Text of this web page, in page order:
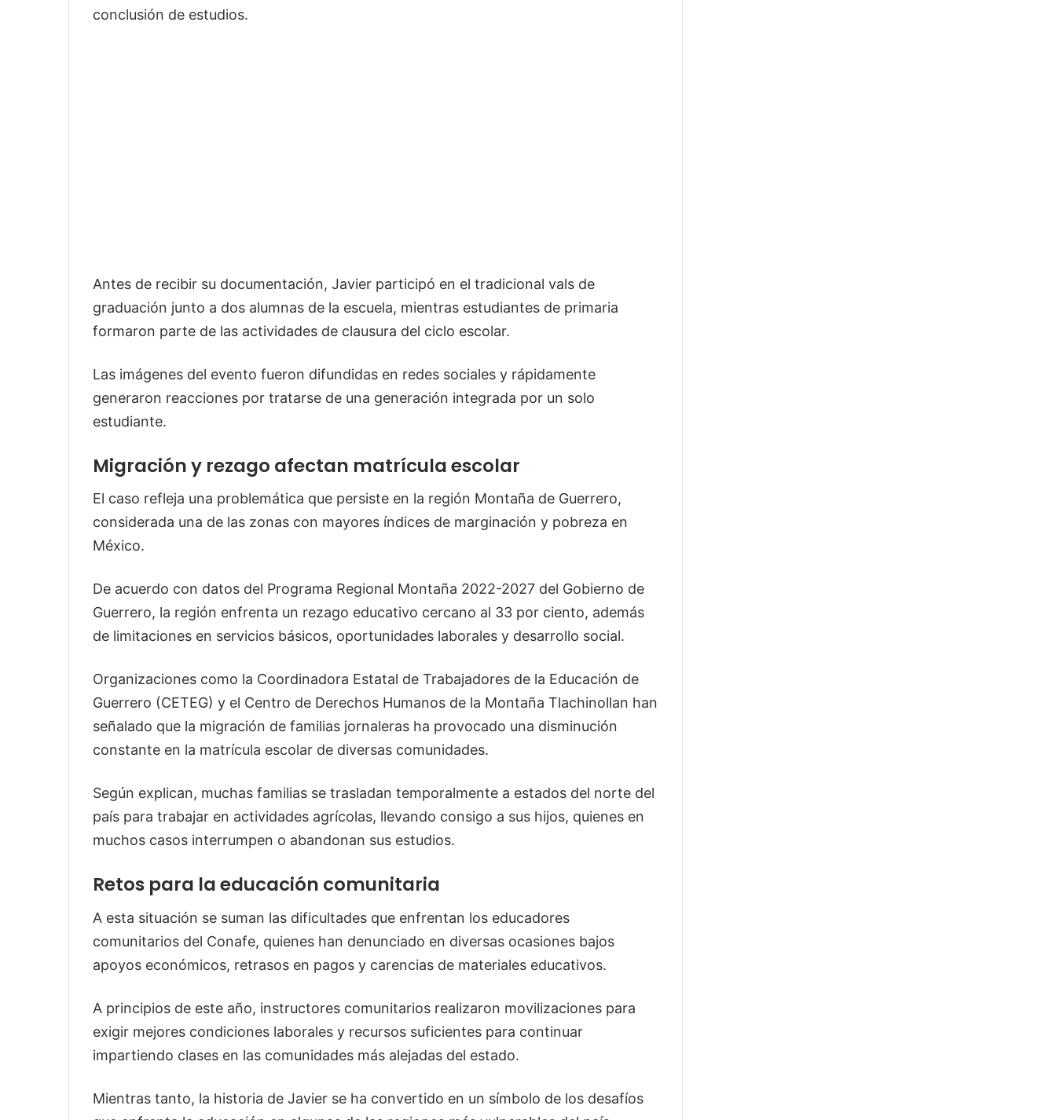
conclusión de estudios.
Antes de recibir su documentación, Javier participó en el tradicional vals de
graduación junto a dos alumnas de la escuela, mientras estudiantes de primaria
formaron parte de las actividades de clausura del ciclo escolar.
Las imágenes del evento fueron difundidas en redes sociales y rápidamente
generaron reacciones por tratarse de una generación integrada por un solo
estudiante.
Migración y rezago afectan matrícula escolar
El caso refleja una problemática que persiste en la región Montaña de Guerrero,
considerada una de las zonas con mayores índices de marginación y pobreza en
México.
De acuerdo con datos del Programa Regional Montaña 2022-2027 del Gobierno de
Guerrero, la región enfrenta un rezago educativo cercano al 33 por ciento, además
de limitaciones en servicios básicos, oportunidades laborales y desarrollo social.
Organizaciones como la Coordinadora Estatal de Trabajadores de la Educación de
Guerrero (CETEG) y el Centro de Derechos Humanos de la Montaña Tlachinollan han
señalado que la migración de familias jornaleras ha provocado una disminución
constante en la matrícula escolar de diversas comunidades.
Según explican, muchas familias se trasladan temporalmente a estados del norte del
país para trabajar en actividades agrícolas, llevando consigo a sus hijos, quienes en
muchos casos interrumpen o abandonan sus estudios.
Retos para la educación comunitaria
A esta situación se suman las dificultades que enfrentan los educadores
comunitarios del Conafe, quienes han denunciado en diversas ocasiones bajos
apoyos económicos, retrasos en pagos y carencias de materiales educativos.
A principios de este año, instructores comunitarios realizaron movilizaciones para
exigir mejores condiciones laborales y recursos suficientes para continuar
impartiendo clases en las comunidades más alejadas del estado.
Mientras tanto, la historia de Javier se ha convertido en un símbolo de los desafíos